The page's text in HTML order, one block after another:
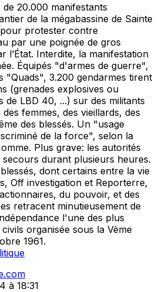
20.000 manifestants
de la mégabassine de Sainte
protester contre
par une poignée de gros
l’État. Interdite, la manifestation
Équipés "d'armes de guerre",
"Quads", 3.200 gendarmes tirent
(grenades explosives ou
de LBD 40, ...) sur des militants
femmes, des vieillards, des
des blessés. Un "usage
de la force", selon la
Plus grave: les autorités
durant plusieurs heures.
dont certains entre la vie
Off investigation et Reporterre,
du pouvoir, et des
retracent minutieusement de
l'une des plus
organisée sous la Vème
1961.
à 18:31